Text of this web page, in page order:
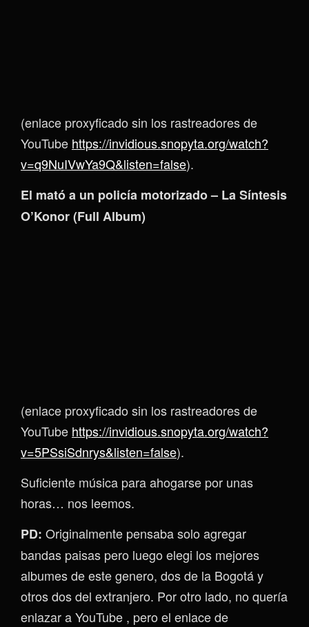
(enlace proxyficado sin los rastreadores de
YouTube https://invidious.snopyta.org/watch?
v=q9NuIVwYa9Q&listen=false).
El mató a un policía motorizado – La Síntesis
O’Konor (Full Album)
(enlace proxyficado sin los rastreadores de
YouTube https://invidious.snopyta.org/watch?
v=5PSsiSdnrys&listen=false).
Suficiente música para ahogarse por unas
horas… nos leemos.
PD: Originalmente pensaba solo agregar
bandas paisas pero luego elegi los mejores
albumes de este genero, dos de la Bogotá y
otros dos del extranjero. Por otro lado, no quería
enlazar a YouTube , pero el enlace de